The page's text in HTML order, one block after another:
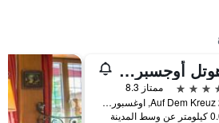
هوتل أوجسبرجر هوف
ممتاز 8.3
Auf Dem Kreuz 2, اوغسبورغ, بافاريا, ألمانيا
وسط المدينة